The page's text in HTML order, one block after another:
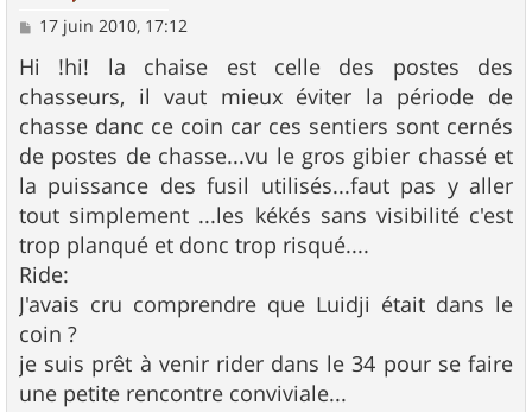
M
s
s
a
g
e
17 juin 2010, 17:12
Hi !hi! la chaise est celle des postes des
chasseurs, il vaut mieux éviter la période de
chasse danc ce coin car ces sentiers sont cernés
de postes de chasse...vu le gros gibier chassé et
la puissance des fusil utilisés...faut pas y aller
tout simplement ...les kékés sans visibilité c'est
trop planqué et donc trop risqué....
Ride:
J'avais cru comprendre que Luidji était dans le
coin ?
je suis prêt à venir rider dans le 34 pour se faire
une petite rencontre conviviale...